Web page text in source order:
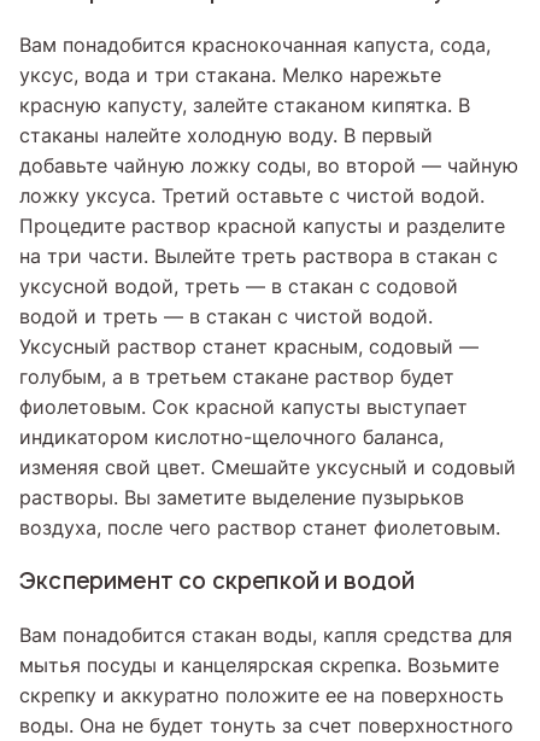
Вам понадобится краснокочанная капуста, сода,
уксус, вода и три стакана. Мелко нарежьте
красную капусту, залейте стаканом кипятка. В
стаканы налейте холодную воду. В первый
добавьте чайную ложку соды, во второй — чайную
ложку уксуса. Третий оставьте с чистой водой.
Процедите раствор красной капусты и разделите
на три части. Вылейте треть раствора в стакан с
уксусной водой, треть — в стакан с содовой
водой и треть — в стакан с чистой водой.
Уксусный раствор станет красным, содовый —
голубым, а в третьем стакане раствор будет
фиолетовым. Сок красной капусты выступает
индикатором кислотно-щелочного баланса,
изменяя свой цвет. Смешайте уксусный и содовый
растворы. Вы заметите выделение пузырьков
воздуха, после чего раствор станет фиолетовым.
Эксперимент со скрепкой и водой
Вам понадобится стакан воды, капля средства для
мытья посуды и канцелярская скрепка. Возьмите
скрепку и аккуратно положите ее на поверхность
воды. Она не будет тонуть за счет поверхностного